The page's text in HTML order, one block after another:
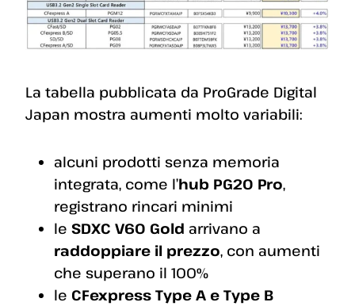
La tabella pubblicata da ProGrade Digital
Japan mostra aumenti molto variabili:
alcuni prodotti senza memoria
integrata, come l’hub PG20 Pro,
registrano rincari minimi
le SDXC V60 Gold arrivano a
raddoppiare il prezzo, con aumenti
che superano il 100%
le CFexpress Type A e Type B